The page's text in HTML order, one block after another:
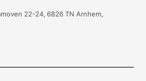
22-24, 6826 TN Arnhem,